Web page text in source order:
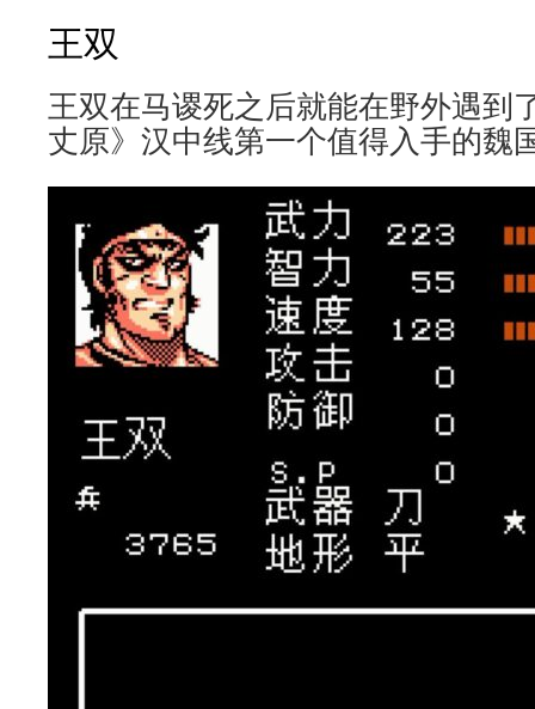
王双
王双在马谡死之后就能在野外遇到
丈原》汉中线第一个值得入手的魏